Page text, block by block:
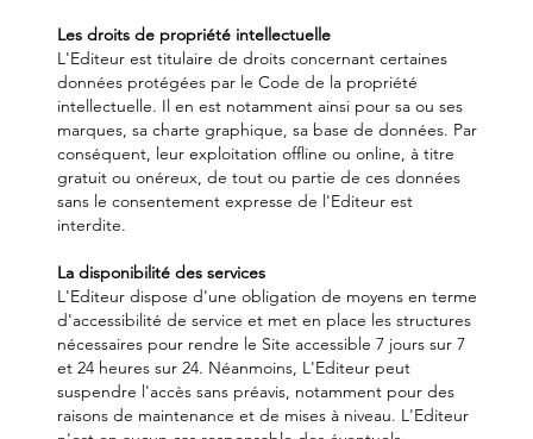
Les droits de propriété intellectuelle
L'Editeur est titulaire de droits concernant certaines
données protégées par le Code de la propriété
intellectuelle. Il en est notamment ainsi pour sa ou ses
marques, sa charte graphique, sa base de données. Par
conséquent, leur exploitation offline ou online, à titre
gratuit ou onéreux, de tout ou partie de ces données
sans le consentement expresse de l'Editeur est
interdite.
La disponibilité des services
L'Editeur dispose d'une obligation de moyens en terme
d'accessibilité de service et met en place les structures
nécessaires pour rendre le Site accessible 7 jours sur 7
et 24 heures sur 24. Néanmoins, L'Editeur peut
suspendre l'accès sans préavis, notamment pour des
raisons de maintenance et de mises à niveau. L'Editeur